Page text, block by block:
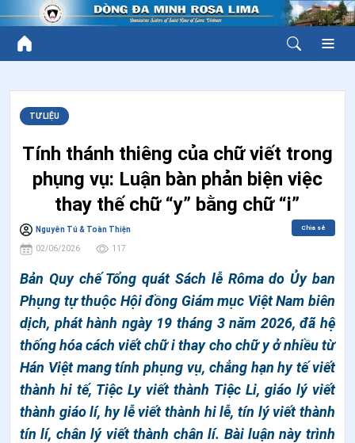
TƯ LIỆU
Tính thánh thiêng của chữ viết trong
phụng vụ: Luận bàn phản biện việc
thay thế chữ “y” bằng chữ “i”
Nguyên Tú & Toàn Thiện
02/06/2026 117
Chia sẻ
Bản Quy chế Tổng quát Sách lễ Rôma do Ủy ban
Phụng tự thuộc Hội đồng Giám mục Việt Nam biên
dịch, phát hành ngày 19 tháng 3 năm 2026, đã hệ
thống hóa cách viết chữ i thay cho chữ y ở nhiều từ
Hán Việt mang tính phụng vụ, chẳng hạn hy tế viết
thành hi tế, Tiệc Ly viết thành Tiệc Li, giáo lý viết
thành giáo lí, hy lễ viết thành hi lễ, tín lý viết thành
tín lí, chân lý viết thành chân lí. Bài luận này trình